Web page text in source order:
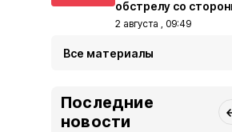
обстрелу со
2 августа , 09:49
Все материалы
Последние
новости